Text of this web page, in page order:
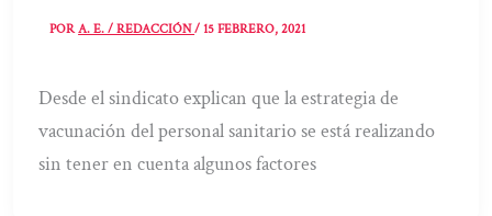
PORA. E. / REDACCIÓN/15 FEBRERO, 2021
Desde el sindicato explican que la estrategia de
vacunación del personal sanitario se está realizando
sin tener en cuenta algunos factores